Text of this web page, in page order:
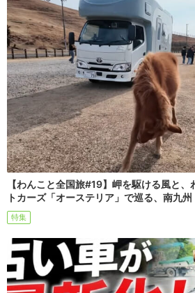
【わんこと全国旅#19】岬を駆ける風と
トカーズ「オーステリア」で巡る、南九
特集